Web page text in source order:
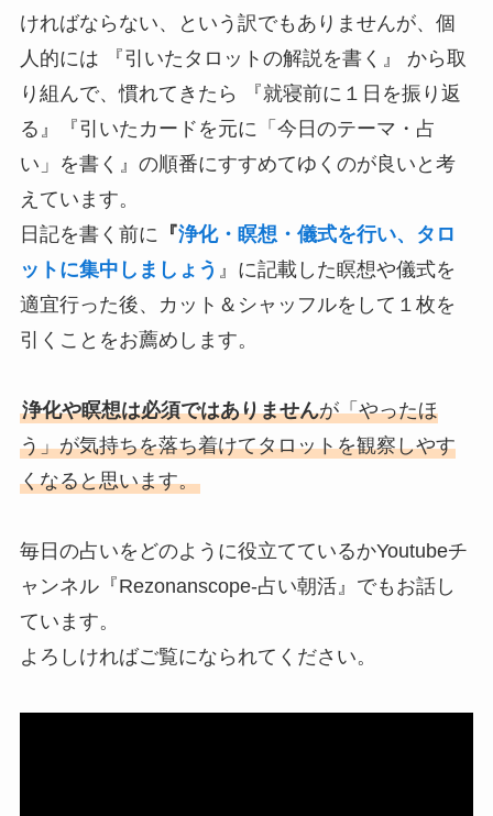
ければならない、という訳でもありませんが、個
人的には 『引いたタロットの解説を書く』 から取
り組んで、慣れてきたら 『就寝前に１日を振り返
る』『引いたカードを元に「今日のテーマ・占
い」を書く』の順番にすすめてゆくのが良いと考
えています。
日記を書く前に 『浄化・瞑想・儀式を行い、タロ
ットに集中しましょう 』に記載した瞑想や儀式を
適宜行った後、カット＆シャッフルをして１枚を
引くことをお薦めします。
浄化や瞑想は必須ではありませんが「やったほ
う」が気持ちを落ち着けてタロットを観察しやす
くなると思います。
毎日の占いをどのように役立てているかYoutubeチ
ャンネル『Rezonanscope-占い朝活』でもお話し
ています。
よろしければご覧になられてください。